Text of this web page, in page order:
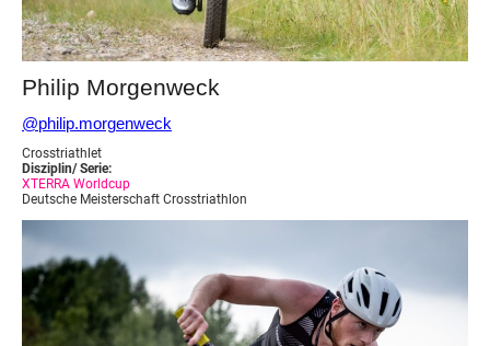
Philip Morgenweck
@philip.morgenweck
Crosstriathlet
Disziplin/ Serie:
XTERRA Worldcup
Deutsche Meisterschaft Crosstriathlon